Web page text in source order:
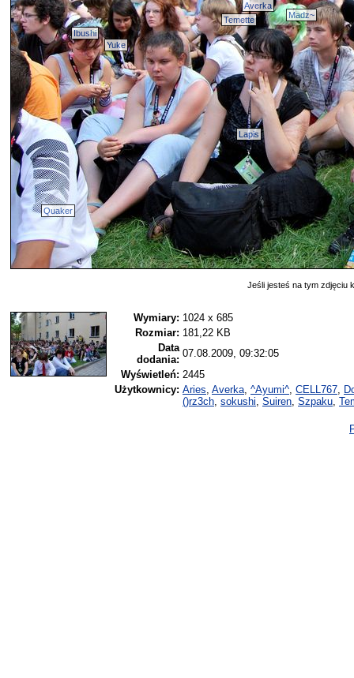
Averka
Ibushi
Lapis
Madz~
Quaker
Temette
Yuke
Jeśli jesteś na tym zdjęciu
Wymiary: 1024 x 685
Rozmiar: 181,22 KB
Data
dodania:
07.08.2009, 09:32:05
Wyświetleń: 2445
Użytkownicy: Aries Averka ^Ayumi^ CELL767
()rz3ch sokushi Suiren Szpaku